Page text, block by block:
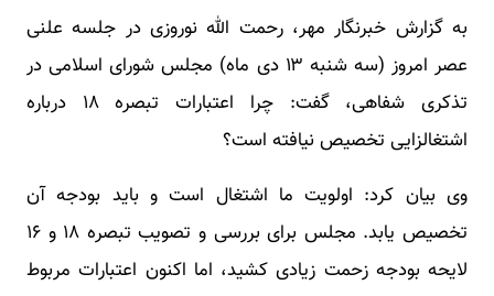
به گزارش خبرنگار مهر، رحمت الله نوروزی در جلسه علنی
عصر امروز (سه شنبه ۱۳ دی ماه) مجلس شورای اسلامی در
تذکری شفاهی، گفت: چرا اعتبارات تبصره ۱۸ درباره
اشتغالزایی تخصیص نیافته است؟
وی بیان کرد: اولویت ما اشتغال است و باید بودجه آن
تخصیص یابد. مجلس برای بررسی و تصویب تبصره ۱۸ و ۱۶
لایحه بودجه زحمت زیادی کشید، اما اکنون اعتبارات مربوط